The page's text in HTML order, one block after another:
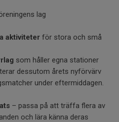
lag
aktiviteter för stora och små
som håller egna stationer
dessutom årets nyförvärv
under eftermiddagen.
– passa på att träffa flera av
och lära känna deras